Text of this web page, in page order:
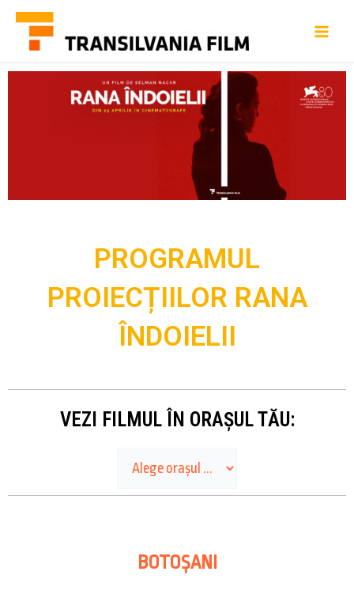
PROGRAMUL
PROIECȚIILOR RANA
ÎNDOIELII
VEZI FILMUL ÎN ORAȘUL TĂU:
BOTOȘANI